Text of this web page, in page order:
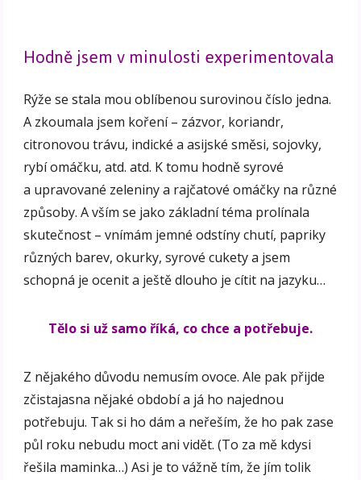
Hodně jsem v minulosti experimentovala
Rýže se stala mou oblíbenou surovinou číslo jedna.
A zkoumala jsem koření – zázvor, koriandr,
citronovou trávu, indické a asijské směsi, sojovky,
rybí omáčku, atd. atd. K tomu hodně syrové
a upravované zeleniny a rajčatové omáčky na různé
způsoby. A vším se jako základní téma prolínala
skutečnost – vnímám jemné odstíny chutí, papriky
různých barev, okurky, syrové cukety a jsem
schopná je ocenit a ještě dlouho je cítit na jazyku…
Tělo si už samo říká, co chce a potřebuje.
Z nějakého důvodu nemusím ovoce. Ale pak přijde
zčistajasna nějaké období a já ho najednou
potřebuju. Tak si ho dám a neřeším, že ho pak zase
půl roku nebudu moct ani vidět. (To za mě kdysi
řešila maminka…) Asi je to vážně tím, že jím tolik